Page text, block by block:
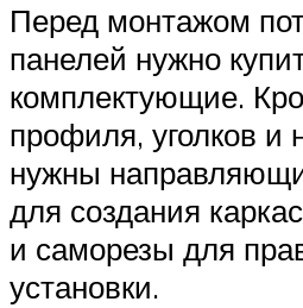
Перед монтажом
панелей нужно
комплектующие.
профиля, уголков и
нужны
для создания
и саморезы для
установки.